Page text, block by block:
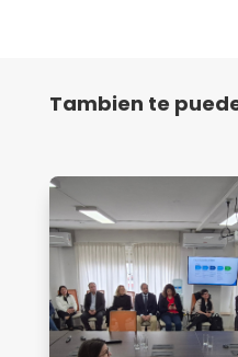
Tambien te